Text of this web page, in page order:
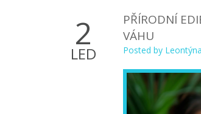
2
LED
PŘÍRODNÍ
VÁHU
Posted by